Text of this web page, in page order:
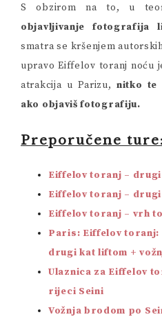
S obzirom na to, u
objavljivanje fotografija
smatra se kršenjem
upravo Eiffelov toranj noću
atrakcija u Parizu, nitko te
ako objaviš fotografiju.
Preporučene ture:
Eiffelov toranj – drugi
Eiffelov toranj –
Eiffelov toranj – vrh
Paris: Eiffelov toranj:
drugi kat liftom +
Ulaznica za Eiffelov
rijeci Seini
Vožnja brodom po